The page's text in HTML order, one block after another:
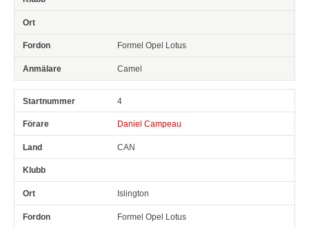
Formel Opel Lotus
Camel
4
Daniel Campeau
CAN
Islington
Formel Opel Lotus